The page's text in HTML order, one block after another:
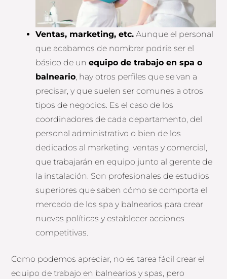
Ventas, marketing, etc. Aunque el personal
que acabamos de nombrar podría ser el
básico de unequipo de trabajo en spa o
balneario, hay otros perfiles que se van a
precisar, y que suelen ser comunes a otros
tipos de negocios. Es el caso de los
coordinadores de cada departamento, del
personal administrativo o bien de los
dedicados al marketing, ventas y comercial,
que trabajarán en equipo junto al gerente de
la instalación. Son profesionales de estudios
superiores que saben cómo se comporta el
mercado de los spa y balnearios para crear
nuevas políticas y establecer acciones
competitivas.
Como podemos apreciar, no es tarea fácil crear el
equipo de trabajo en balnearios y spas, pero